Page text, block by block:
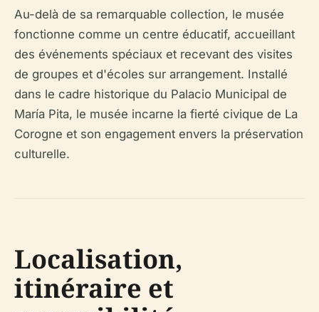
Au-delà de sa remarquable collection, le musée
fonctionne comme un centre éducatif, accueillant
des événements spéciaux et recevant des visites
de groupes et d'écoles sur arrangement. Installé
dans le cadre historique du Palacio Municipal de
María Pita, le musée incarne la fierté civique de La
Corogne et son engagement envers la préservation
culturelle.
Localisation,
itinéraire et